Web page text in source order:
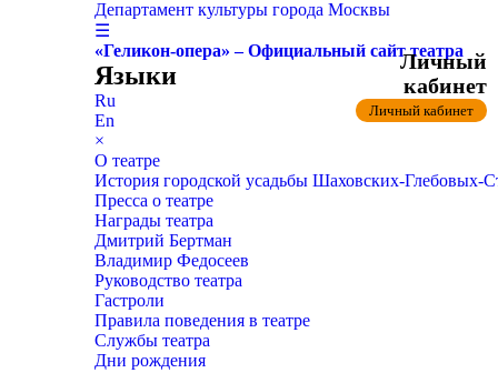
Департамент культуры города Москвы
☰
«Геликон-опера» – Официальный сайт театра
Языки
Ru
En
×
О театре
История городской усадьбы Шаховских-
Пресса о театре
Награды театра
Дмитрий Бертман
Владимир Федосеев
Руководство театра
Гастроли
Правила поведения в театре
Службы театра
Дни рождения
Личный
кабинет
Личный кабинет